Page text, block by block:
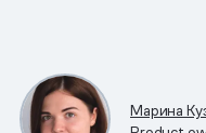
Марина